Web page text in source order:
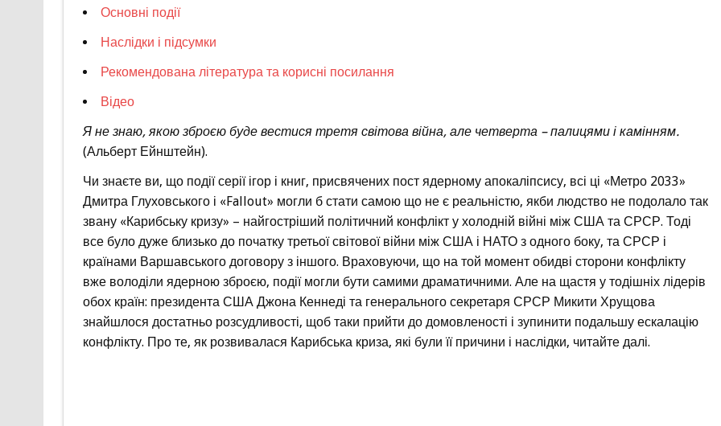
Основні події
Наслідки і підсумки
Рекомендована література та корисні посилання
Відео
Я не знаю, якою зброєю буде вестися третя світова війна, але четверта – палицями і камінням.
(Альберт Ейнштейн).
Чи знаєте ви, що події серії ігор і книг, присвячених пост ядерному апокаліпсису, всі ці «Метро 2033»
Дмитра Глуховського і «Fallout» могли б стати самою що не є реальністю, якби людство не подолало так
звану «Карибську кризу» – найгостріший політичний конфлікт у холодній війні між США та СРСР. Тоді
все було дуже близько до початку третьої світової війни між США і НАТО з одного боку, та СРСР і
країнами Варшавського договору з іншого. Враховуючи, що на той момент обидві сторони конфлікту
вже володіли ядерною зброєю, події могли бути самими драматичними. Але на щастя у тодішніх лідерів
обох країн: президента США Джона Кеннеді та генерального секретаря СРСР Микити Хрущова
знайшлося достатньо розсудливості, щоб таки прийти до домовленості і зупинити подальшу ескалацію
конфлікту. Про те, як розвивалася Карибська криза, які були її причини і наслідки, читайте далі.